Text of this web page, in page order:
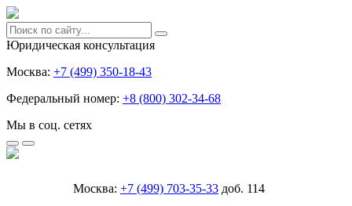
Юридическая консультация
Москва: +7 (499) 350-18-43
Федеральный номер: +8 (800) 302-34-68
Мы в соц. сетях
Москва: +7 (499) 703-35-33 доб. 114